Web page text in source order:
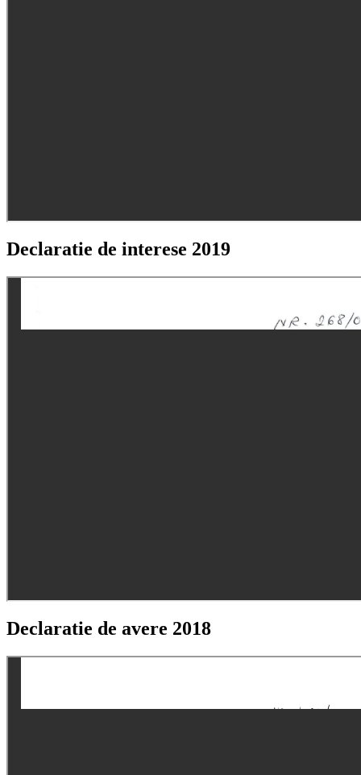
Declaratie de interese 2019
Declaratie de avere 2018